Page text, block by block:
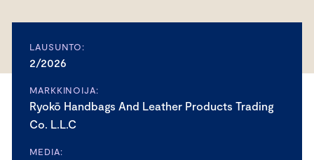
LAUSUNTO:
2/2026
MARKKINOIJA:
Ryokō Handbags And Leather Products Trading
Co. L.L.C
MEDIA: